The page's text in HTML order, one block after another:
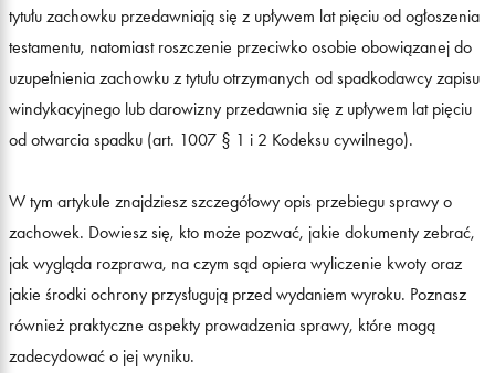
tytułu zachowku przedawniają się z upływem lat pięciu od ogłoszenia
testamentu, natomiast roszczenie przeciwko osobie obowiązanej do
uzupełnienia zachowku z tytułu otrzymanych od spadkodawcy zapisu
windykacyjnego lub darowizny przedawnia się z upływem lat pięciu
od otwarcia spadku (art. 1007 § 1 i 2 Kodeksu cywilnego).
W tym artykule znajdziesz szczegółowy opis przebiegu sprawy o
zachowek. Dowiesz się, kto może pozwać, jakie dokumenty zebrać,
jak wygląda rozprawa, na czym sąd opiera wyliczenie kwoty oraz
jakie środki ochrony przysługują przed wydaniem wyroku. Poznasz
również praktyczne aspekty prowadzenia sprawy, które mogą
zadecydować o jej wyniku.